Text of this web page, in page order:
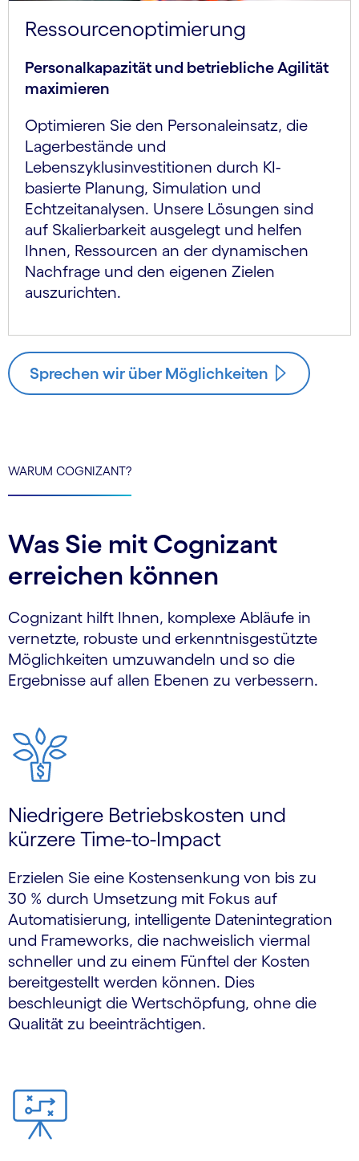
Ressourcenoptimierung
Personalkapazität und betriebliche Agilität
maximieren
Optimieren Sie den Personaleinsatz, die
Lagerbestände und
Lebenszyklusinvestitionen durch KI-
basierte Planung, Simulation und
Echtzeitanalysen. Unsere Lösungen sind
auf Skalierbarkeit ausgelegt und helfen
Ihnen, Ressourcen an der dynamischen
Nachfrage und den eigenen Zielen
auszurichten.
Sprechen wir über Möglichkeiten
WARUM COGNIZANT?
Was Sie mit Cognizant
erreichen können
Cognizant hilft Ihnen, komplexe Abläufe in
vernetzte, robuste und erkenntnisgestützte
Möglichkeiten umzuwandeln und so die
Ergebnisse auf allen Ebenen zu verbessern.
Niedrigere Betriebskosten und
kürzere Time-to-Impact
Erzielen Sie eine Kostensenkung von bis zu
30 % durch Umsetzung mit Fokus auf
Automatisierung, intelligente Datenintegration
und Frameworks, die nachweislich viermal
schneller und zu einem Fünftel der Kosten
bereitgestellt werden können. Dies
beschleunigt die Wertschöpfung, ohne die
Qualität zu beeinträchtigen.